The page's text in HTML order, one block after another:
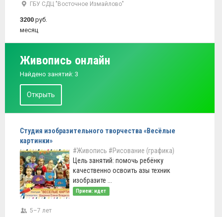
ГБУ СДЦ "Восточное Измайлово"
3200 руб.
месяц
Живопись онлайн
Найдено занятий: 3
Открыть
Студия изобразительного творчества «Весёлые
картинки»
#Живопись #Рисование (графика)
Цель занятий: помочь ребёнку
качественно освоить азы техник
изобразите ...
Прием: идет
5–7 лет